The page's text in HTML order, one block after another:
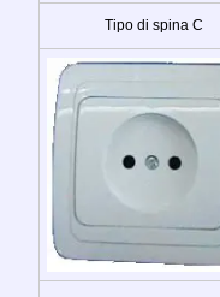
Tipo di spina C